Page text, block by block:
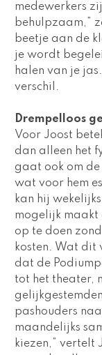
medewerkers
behulpzaam,”
beetje aan de
je wordt
halen van je
verschil.
Drempelloos
Voor Joost
dan alleen het
gaat ook om
wat voor hem
kan hij
mogelijk maakt
op te doen
kosten. Wat dit
dat de
tot het theater,
pashouders
maandelijks
kiezen,” vertelt